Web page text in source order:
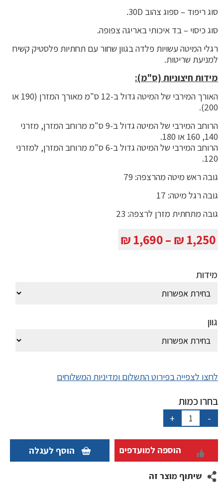
סוג ריפוד – ספוג צהוב 30D.
סוג כיסוי – בד איכותי באריגה צפופה.
רגלי המיטה עשויות פלדה בגוון שחור עם תחתיות פלסטיק קשיח
למניעת שריטות.
מידות חיצוניות (ס"מ):
האורך המירבי של המיטה גדול ב-12 ס"מ מאורך המזרן (190 או
200).
הרוחב המירבי של המיטה גדול ב-9 ס"מ מרוחב המזרן, מזרני
140, 160 או 180.
הרוחב המירבי של המיטה גדול ב-6 ס"מ מרוחב המזרן, למזרני
120.
גובה ראש מיטה מהרצפה: 79
גובה רגל מיטה: 17
גובה מתחתית מזרן לרצפה: 23
1,250
₪
–
1,690
₪
מידות
גוון
לחצו לצפייה בפירוט התשלום ומדיניות המשלוחים
בחרו כמות
-
כמות
של
מיטה
זוגית
ומיטה
וחצי
MagAdegio
+
הוספה למועדפים הוסף לעגלה
שיתוף מוצר זה